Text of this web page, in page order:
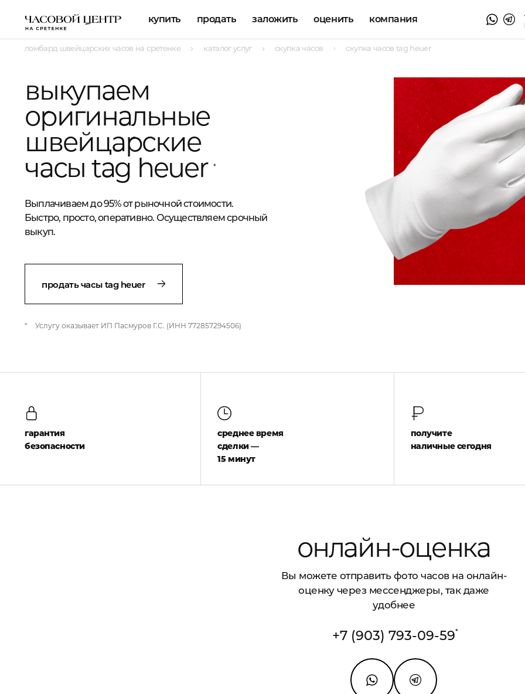
купить продать заложить оценить компания
ломбард швейцарских часов на сретенке каталог услуг скупка часов скупка часов tag heuer
выкупаем
оригинальные
швейцарские
часы tag heuer*
Выплачиваем до 95% от рыночной стоимости.
Быстро, просто, оперативно. Осуществляем срочный
выкуп.
продать часы tag heuer
* Услугу оказывает ИП Пасмуров Г.С. (ИНН 772857294506)
гарантия
безопасности
среднее время
сделки —
15 минут
получите
наличные сегодня
онлайн-оценка
Вы можете отправить фото часов на онлайн-
оценку через мессенджеры, так даже
удобнее
+7 (903) 793-09-59*